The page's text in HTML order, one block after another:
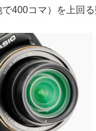
400コマ）を上回る